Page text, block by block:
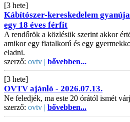
[3 hete]
Kábítószer-kereskedelem
egy 18 éves férfit
A rendőrök a közlésük szerint akkor
amikor egy fiatalkorú és egy
eladni.
szerző: ovtv | bővebben...
[3 hete]
OVTV ajánló - 2026.07.13.
Ne feledjék, ma este 20 órától ismét
szerző: ovtv | bővebben...